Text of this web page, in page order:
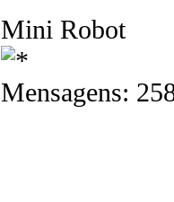
Mini Robot
Mensagens: